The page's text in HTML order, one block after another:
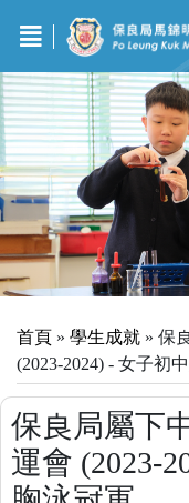
首頁 » 學生成就 » 保
(2023-2024) - 女子初
保良局屬下
運會 (2023-